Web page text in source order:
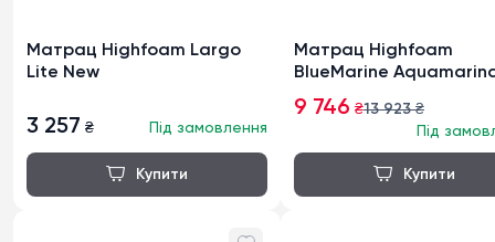
Матрац Highfoam Largo
Lite New
3 257 ₴ Під замовлення
Матрац Highfoam
BlueMarine
9 746 ₴13 923₴
Під